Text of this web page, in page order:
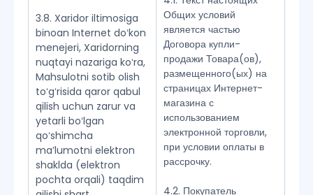
3.8. Xaridor iltimosiga
binoan Internet doʻkon
menejeri, Xaridorning
nuqtayi nazariga koʻra,
Mahsulotni sotib olish
toʻgʻrisida qaror qabul
qilish uchun zarur va
yetarli boʻlgan
qoʻshimcha
maʼlumotni elektron
shaklda (elektron
pochta orqali) taqdim
Общих условий
является частью
Договора купли-
продажи Товара(ов),
размещенного(ых) на
страницах Интернет-
магазина с
использованием
электронной торговли,
при условии оплаты в
рассрочку.
4.2. Покупатель